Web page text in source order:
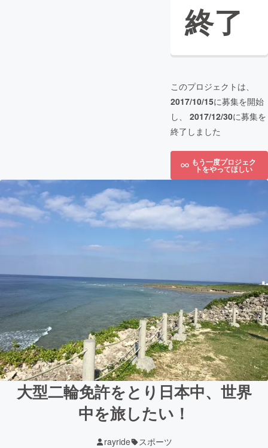
終了
このプロジェクトは、
2017/10/15に募集を開始
し、 2017/12/30に募集を
終了しました
もう一度プロジェク
トをやってほしい
大型二輪免許をとり日本中、世界
中を旅したい！
rayride スポーツ